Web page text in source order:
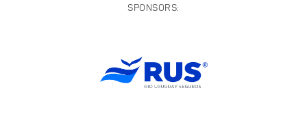
SPONSORS: